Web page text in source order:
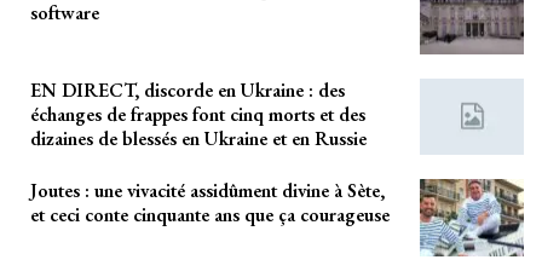
software
EN DIRECT, discorde en Ukraine : des
échanges de frappes font cinq morts et des
dizaines de blessés en Ukraine et en Russie
Joutes : une vivacité assidûment divine à Sète,
et ceci conte cinquante ans que ça courageuse